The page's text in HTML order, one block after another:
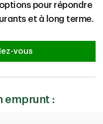
pour répondre
et à long terme.
vous
emprunt :